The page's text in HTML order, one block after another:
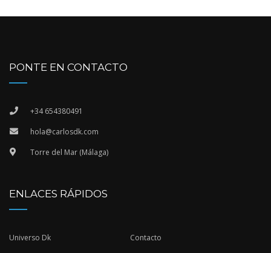
PONTE EN CONTACTO
+34 654380491
hola@carlosdk.com
Torre del Mar (Málaga)
ENLACES RÁPIDOS
Universo Dk Contacto